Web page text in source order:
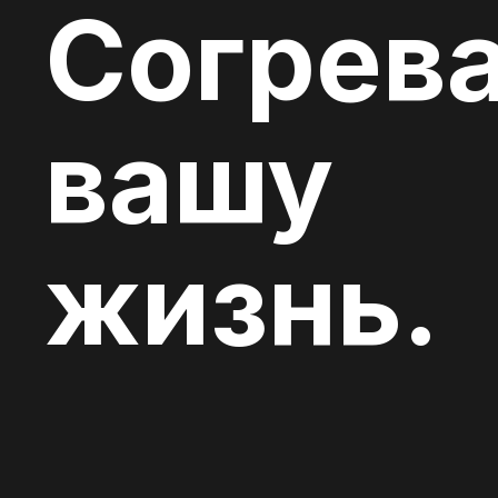
вашу
жизнь.